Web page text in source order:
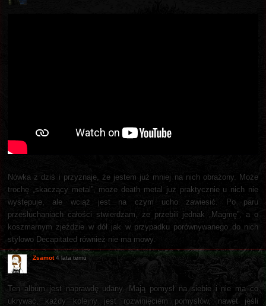
Nówka z dziś i przyznaje, że jestem już mniej na nich obrażony. Może
trochę „skaczący metal”, może death metal już praktycznie u nich nie
występuje, ale wciąż jest na czym ucho zawiesić. Po paru
przesłuchaniach całości stwierdzam, że przebili jednak „Magmę”, a o
koszmarnym zjeździe w dół jak w przypadku porównywanego do nich
stylowo Decapitated również nie ma mowy.
Zsamot 4 lata temu
Ten album jest naprawdę udany. Mają pomysł na siebie i nie ma co
ukrywać, każdy kolejny jest rozwinięciem pomysłów, nawet jeśli